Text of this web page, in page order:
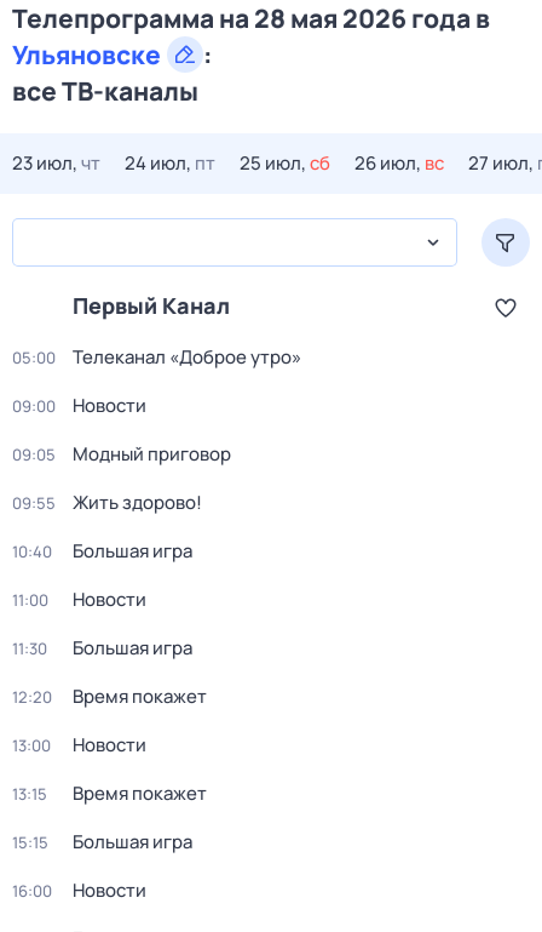
Телепрограмма на 28 мая 2026 года в
Ульяновске
:
все ТВ-каналы
23 июл,чт 24 июл, пт 25 июл,сб 26 июл, вс 27 июл,
Первый Канал
05:00 Телеканал «Доброе утро»
09:00 Новости
09:05 Модный приговор
09:55 Жить здорово!
10:40 Большая игра
11:00 Новости
11:30 Большая игра
12:20 Время покажет
13:00 Новости
13:15 Время покажет
15:15 Большая игра
16:00 Новости